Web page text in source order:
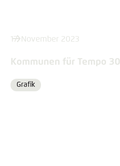
17. November 2023
Kommunen für Tempo 30
Format
Grafik